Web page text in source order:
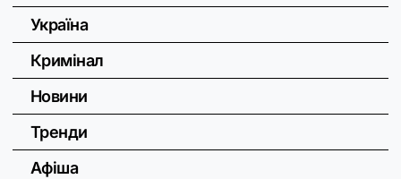
Україна
Кримінал
Новини
Тренди
Афіша